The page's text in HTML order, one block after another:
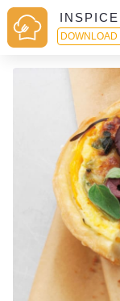
DOWNLOAD